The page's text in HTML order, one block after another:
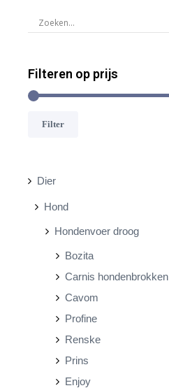
Filteren op prijs
Filter
Dier
Hond
Hondenvoer droog
Bozita
Carnis hondenbrokken
Cavom
Profine
Renske
Prins
Enjoy